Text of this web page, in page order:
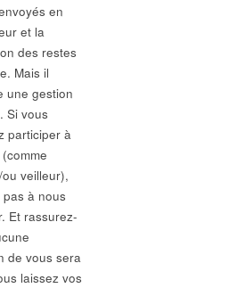
en
et la
des restes
Mais il
une gestion
Si vous
participer à
veilleur),
pas à nous
Et rassurez-
de vous sera
laissez vos